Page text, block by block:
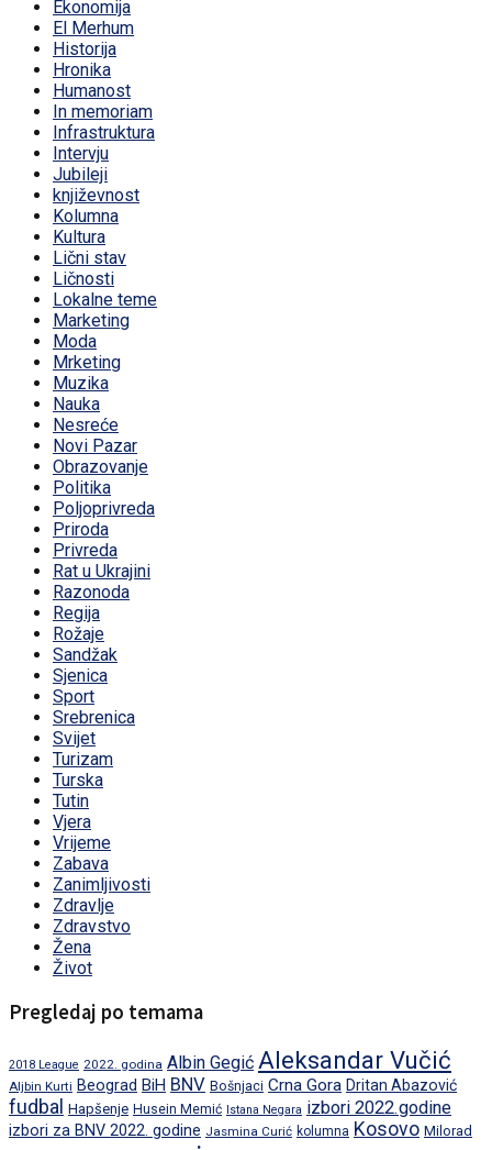
Ekonomija
El Merhum
Historija
Hronika
Humanost
In memoriam
Infrastruktura
Intervju
Jubileji
književnost
Kolumna
Kultura
Lični stav
Ličnosti
Lokalne teme
Marketing
Moda
Mrketing
Muzika
Nauka
Nesreće
Novi Pazar
Obrazovanje
Politika
Poljoprivreda
Priroda
Privreda
Rat u Ukrajini
Razonoda
Regija
Rožaje
Sandžak
Sjenica
Sport
Srebrenica
Svijet
Turizam
Turska
Tutin
Vjera
Vrijeme
Zabava
Zanimljivosti
Zdravlje
Zdravstvo
Žena
Život
Pregledaj po temama
2018 League 2022. godina Albin Gegić Aleksandar Vučić
Aljbin Kurti Beograd BiH BNV Bošnjaci Crna Gora Dritan Abazović
fudbal Hapšenje Husein Memić Istana Negara izbori 2022.godine
izbori za BNV 2022. godine Jasmina Curić kolumna Kosovo Milorad